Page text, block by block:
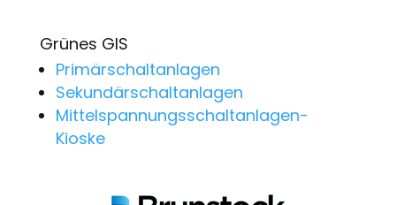
Grünes GIS
Primärschaltanlagen
Sekundärschaltanlagen
Mittelspannungsschaltanlagen-
Kioske